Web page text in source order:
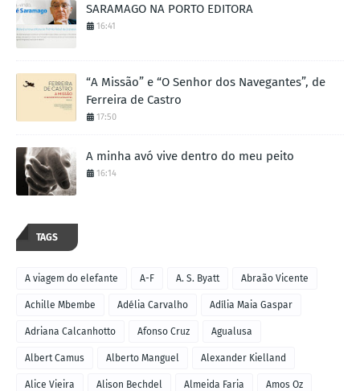
SARAMAGO NA PORTO EDITORA
16:41
“A Missão” e “O Senhor dos Navegantes”, de
Ferreira de Castro
17:50
A minha avó vive dentro do meu peito
16:14
TAGS
A viagem do elefante A-F A. S. Byatt Abraão Vicente
Achille Mbembe Adélia Carvalho Adília Maia Gaspar
Adriana Calcanhotto Afonso Cruz Agualusa
Albert Camus Alberto Manguel Alexander Kielland
Alice Vieira Alison Bechdel Almeida Faria Amos Oz